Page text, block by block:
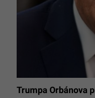
Trumpa Orbánova